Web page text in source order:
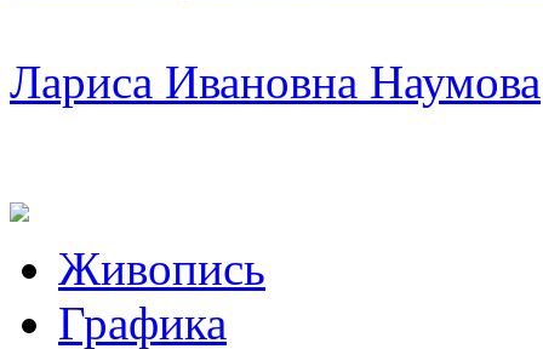
Лариса Ивановна Наумова
Живопись
Графика